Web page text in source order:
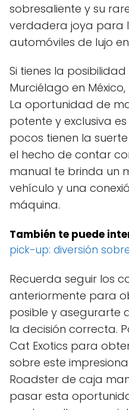
sobresaliente y su
verdadera joya para
automóviles de lujo en
Si tienes la
Murciélago en
La oportunidad de
potente y exclusiva
pocos tienen la
el hecho de contar
manual te brinda un
vehículo y una
máquina.
También te puede
pick-up: diversión
Recuerda seguir los
anteriormente para
posible y asegurarte
la decisión correcta.
Cat Exotics para
sobre este
Roadster de caja
pasar esta